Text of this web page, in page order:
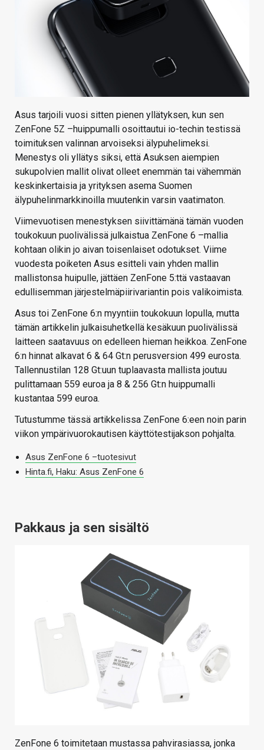
VAIHDA TEEMA
Asus tarjoili vuosi sitten pienen yllätyksen, kun sen
ZenFone 5Z –huippumalli osoittautui io-techin testissä
toimituksen valinnan arvoiseksi älypuhelimeksi.
Menestys oli yllätys siksi, että Asuksen aiempien
sukupolvien mallit olivat olleet enemmän tai vähemmän
keskinkertaisia ja yrityksen asema Suomen
älypuhelinmarkkinoilla muutenkin varsin vaatimaton.
Viimevuotisen menestyksen siivittämänä tämän vuoden
toukokuun puolivälissä julkaistua ZenFone 6 –mallia
kohtaan olikin jo aivan toisenlaiset odotukset. Viime
vuodesta poiketen Asus esitteli vain yhden mallin
mallistonsa huipulle, jättäen ZenFone 5:ttä vastaavan
edullisemman järjestelmäpiirivariantin pois valikoimista.
Asus toi ZenFone 6:n myyntiin toukokuun lopulla, mutta
tämän artikkelin julkaisuhetkellä kesäkuun puolivälissä
laitteen saatavuus on edelleen hieman heikkoa. ZenFone
6:n hinnat alkavat 6 & 64 Gt:n perusversion 499 eurosta.
Tallennustilan 128 Gt:uun tuplaavasta mallista joutuu
pulittamaan 559 euroa ja 8 & 256 Gt:n huippumalli
kustantaa 599 euroa.
Tutustumme tässä artikkelissa ZenFone 6:een noin parin
viikon ympärivuorokautisen käyttötestijakson pohjalta.
Asus ZenFone 6 –tuotesivut
Hinta.fi, Haku: Asus ZenFone 6
Pakkaus ja sen sisältö
ZenFone 6 toimitetaan mustassa pahvirasiassa, jonka